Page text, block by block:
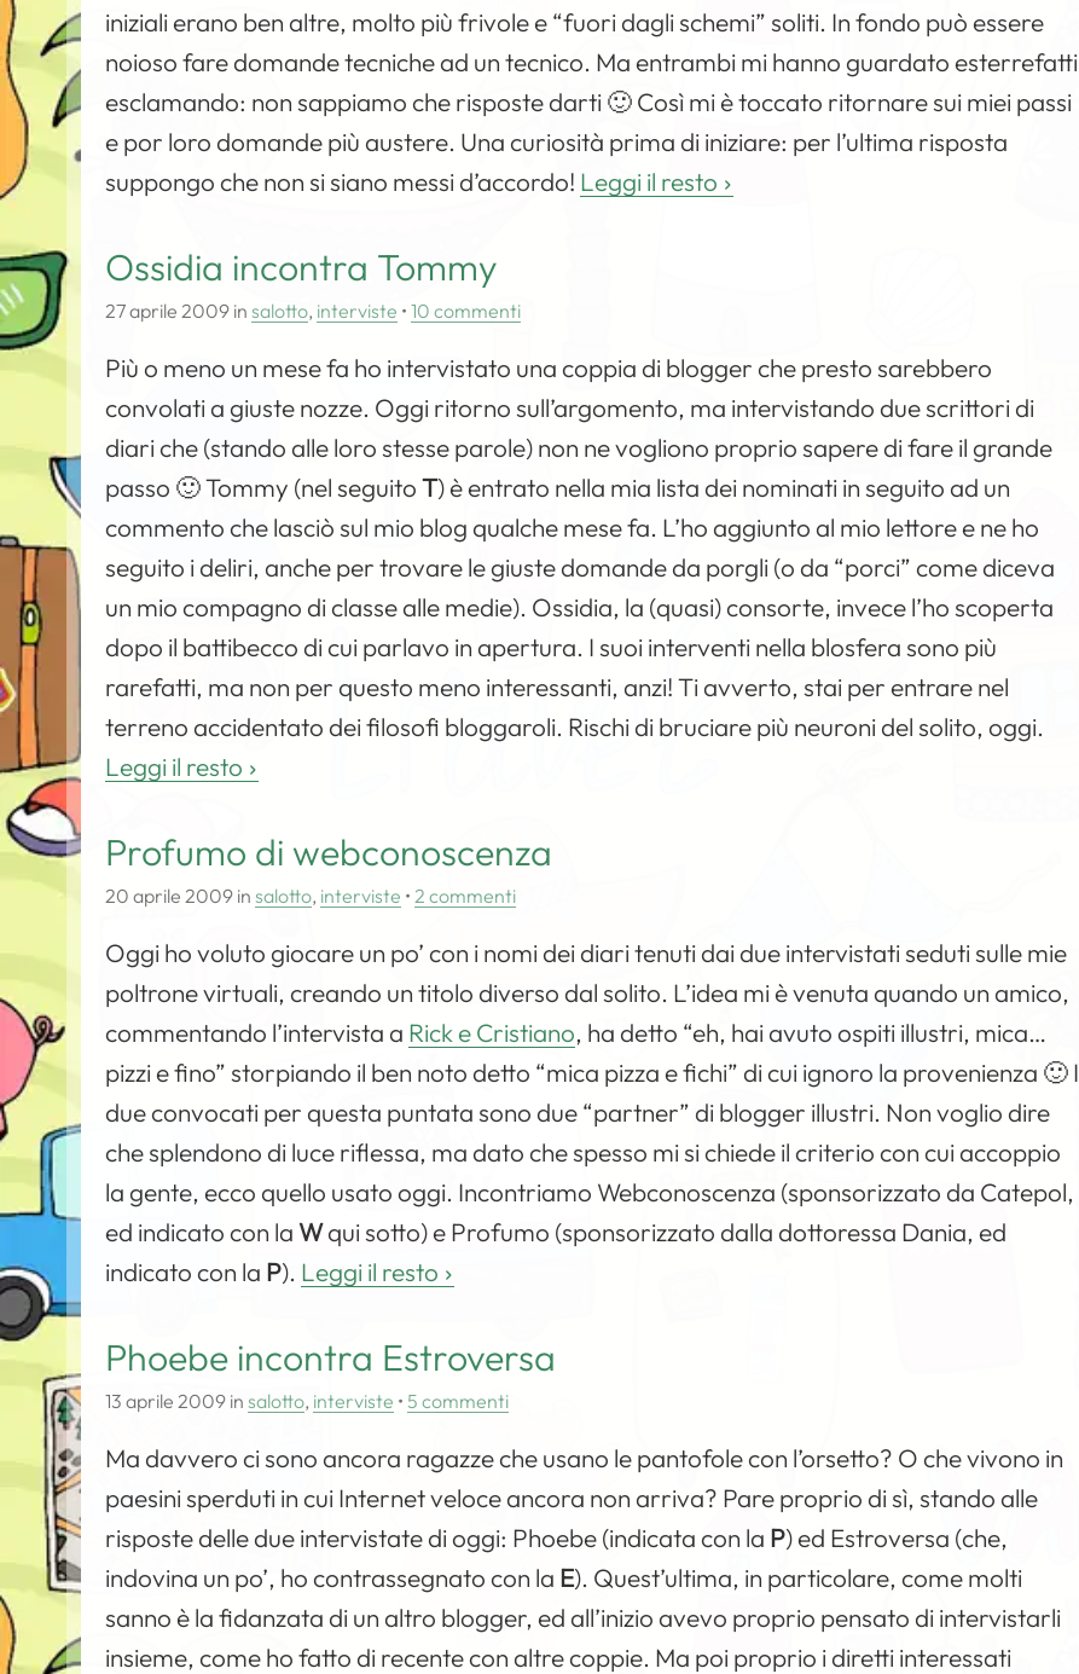
iniziali erano ben altre, molto più frivole e “fuori dagli schemi” soliti. In fondo può essere
noioso fare domande tecniche ad un tecnico. Ma entrambi mi hanno guardato esterrefatti
esclamando: non sappiamo che risposte darti 🙂 Così mi è toccato ritornare sui miei passi
e por loro domande più austere. Una curiosità prima di iniziare: per l’ultima risposta
suppongo che non si siano messi d’accordo! Leggi il resto
Ossidia incontra Tommy
27 aprile 2009 insalotto, interviste • 10 commenti
Più o meno un mese fa ho intervistato una coppia di blogger che presto sarebbero
convolati a giuste nozze. Oggi ritorno sull’argomento, ma intervistando due scrittori di
diari che (stando alle loro stesse parole) non ne vogliono proprio sapere di fare il grande
passo 🙂 Tommy (nel seguitoT) è entrato nella mia lista dei nominati in seguito ad un
commento che lasciò sul mio blog qualche mese fa. L’ho aggiunto al mio lettore e ne ho
seguito i deliri, anche per trovare le giuste domande da porgli (o da “porci” come diceva
un mio compagno di classe alle medie). Ossidia, la (quasi) consorte, invece l’ho scoperta
dopo il battibecco di cui parlavo in apertura. I suoi interventi nella blosfera sono più
rarefatti, ma non per questo meno interessanti, anzi! Ti avverto, stai per entrare nel
terreno accidentato dei filosofi bloggaroli. Rischi di bruciare più neuroni del solito, oggi.
Leggi il resto
Profumo di webconoscenza
20 aprile 2009 insalotto, interviste • 2 commenti
Oggi ho voluto giocare un po’ con i nomi dei diari tenuti dai due intervistati seduti sulle mie
poltrone virtuali, creando un titolo diverso dal solito. L’idea mi è venuta quando un amico,
commentando l’intervista a Rick e Cristiano, ha detto “eh, hai avuto ospiti illustri, mica…
pizzi e fino” storpiando il ben noto detto “mica pizza e fichi” di cui ignoro la provenienza 🙂 I
due convocati per questa puntata sono due “partner” di blogger illustri. Non voglio dire
che splendono di luce riflessa, ma dato che spesso mi si chiede il criterio con cui accoppio
la gente, ecco quello usato oggi. Incontriamo Webconoscenza (sponsorizzato da Catepol,
ed indicato con laWqui sotto) e Profumo (sponsorizzato dalla dottoressa Dania, ed
indicato con la P). Leggi il resto
Phoebe incontra Estroversa
13 aprile 2009 insalotto, interviste • 5 commenti
Ma davvero ci sono ancora ragazze che usano le pantofole con l’orsetto? O che vivono in
paesini sperduti in cui Internet veloce ancora non arriva? Pare proprio di sì, stando alle
risposte delle due intervistate di oggi: Phoebe (indicata con la P) ed Estroversa (che,
indovina un po’, ho contrassegnato con la E). Quest’ultima, in particolare, come molti
sanno è la fidanzata di un altro blogger, ed all’inizio avevo proprio pensato di intervistarli
insieme, come ho fatto di recente con altre coppie. Ma poi proprio i diretti interessati